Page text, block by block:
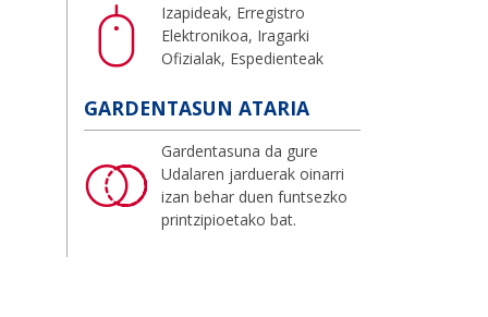
Izapideak, Erregistro
Elektronikoa, Iragarki
Ofizialak, Espedienteak
GARDENTASUN ATARIA
Gardentasuna da gure
Udalaren jarduerak oinarri
izan behar duen funtsezko
printzipioetako bat.